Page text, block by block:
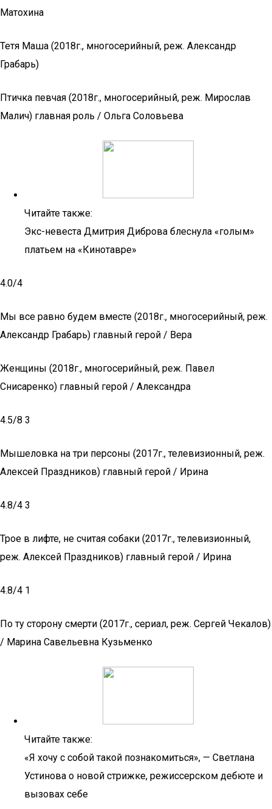
Матохина
Тетя Маша (2018г., многосерийный, реж. Александр
Грабарь)
Птичка певчая (2018г., многосерийный, реж. Мирослав
Малич) главная роль / Ольга Соловьева
Читайте также:
Экс-невеста Дмитрия Диброва блеснула «голым»
платьем на «Кинотавре»
4.0/4
Мы все равно будем вместе (2018г., многосерийный, реж.
Александр Грабарь) главный герой / Вера
Женщины (2018г., многосерийный, реж. Павел
Снисаренко) главный герой / Александра
4.5/8 3
Мышеловка на три персоны (2017г., телевизионный, реж.
Алексей Праздников) главный герой / Ирина
4.8/4 3
Трое в лифте, не считая собаки (2017г., телевизионный,
реж. Алексей Праздников) главный герой / Ирина
4.8/4 1
По ту сторону смерти (2017г., сериал, реж. Сергей Чекалов)
/ Марина Савельевна Кузьменко
Читайте также:
«Я хочу с собой такой познакомиться», — Светлана
Устинова о новой стрижке, режиссерском дебюте и
вызовах себе